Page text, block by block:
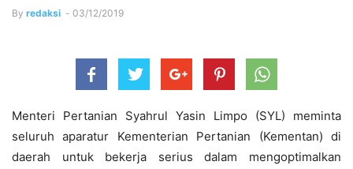
By redaksi - 03/12/2019
Menteri Pertanian Syahrul Yasin Limpo (SYL) meminta
seluruh aparatur Kementerian Pertanian (Kementan) di
daerah untuk bekerja serius dalam mengoptimalkan